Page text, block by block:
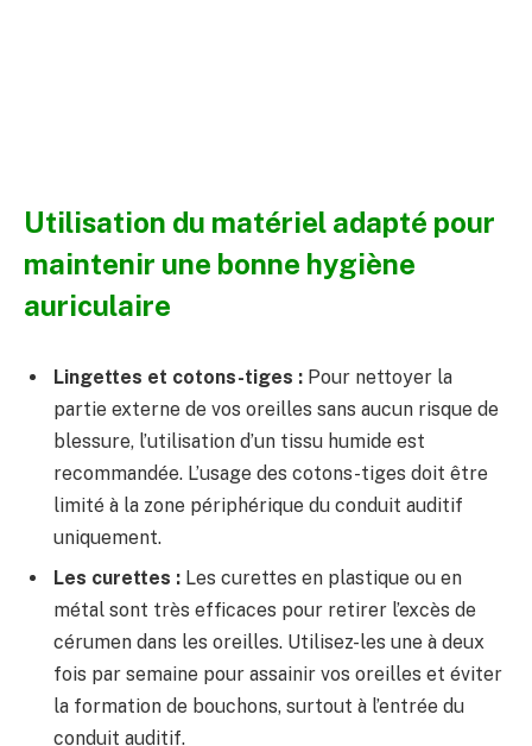
Utilisation du matériel adapté pour
maintenir une bonne hygiène
auriculaire
Lingettes et cotons-tiges : Pour nettoyer la
partie externe de vos oreilles sans aucun risque de
blessure, l’utilisation d’un tissu humide est
recommandée. L’usage des cotons-tiges doit être
limité à la zone périphérique du conduit auditif
uniquement.
Les curettes : Les curettes en plastique ou en
métal sont très efficaces pour retirer l’excès de
cérumen dans les oreilles. Utilisez-les une à deux
fois par semaine pour assainir vos oreilles et éviter
la formation de bouchons, surtout à l’entrée du
conduit auditif.